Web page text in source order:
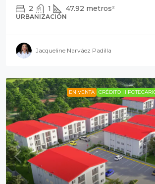
2 1 47.92 metros²
URBANIZACIÓN
Jacqueline Narváez Padilla
EN VENTA CRÉDITO